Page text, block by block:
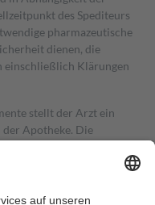
des Spediteurs
pharmazeutische
dienen, die
einschließlich Klärungen
stellt der Arzt ein
der Apotheke. Die
Teil davon als Zuzahlung
in Höhe von zehn